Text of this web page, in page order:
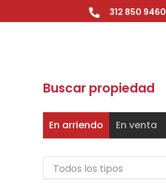
al
312 850 9460
Buscar propiedad
En arriendo En venta